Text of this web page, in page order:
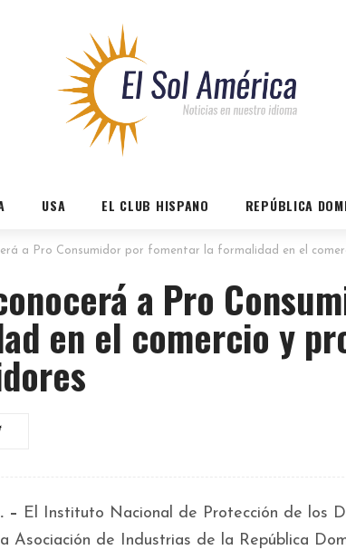
USA EL CLUB HISPANO REPÚBLICA
a Pro Consumidor por fomentar la formalidad en el
a Pro
en el comercio y
– El Instituto Nacional de Protección de los
Asociación de Industrias de la República